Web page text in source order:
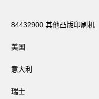
84432900 其他凸版印
美国 1
意大利 1
瑞士 1